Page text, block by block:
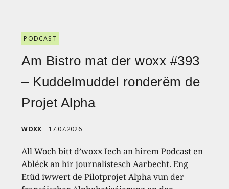
PODCAST
Am Bistro mat der woxx #393
– Kuddelmuddel ronderëm de
Projet Alpha
WOXX 17.07.2026
All Woch bitt d’woxx Iech an hirem Podcast en
Abléck an hir journalistesch Aarbecht. Eng
Etüd iwwert de Pilotprojet Alpha vun der